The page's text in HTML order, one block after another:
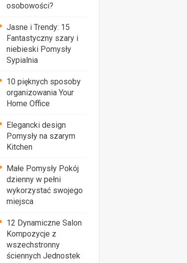
osobowości?
Jasne i Trendy: 15
Fantastyczny szary i
niebieski Pomysły
Sypialnia
10 pięknych sposoby
organizowania Your
Home Office
Elegancki design
Pomysły na szarym
Kitchen
Małe Pomysły Pokój
dzienny w pełni
wykorzystać swojego
miejsca
12 Dynamiczne Salon
Kompozycje z
wszechstronny
ściennych Jednostek